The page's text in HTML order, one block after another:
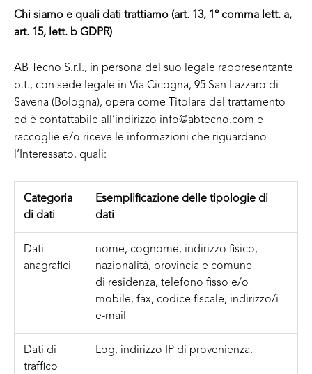
Chi siamo e quali dati trattiamo (art. 13, 1° comma lett. a,
art. 15, lett. b GDPR)
AB Tecno S.r.l., in persona del suo legale rappresentante
p.t., con sede legale in Via Cicogna, 95 San Lazzaro di
Savena (Bologna), opera come Titolare del trattamento
ed è contattabile all’indirizzo info@abtecno.com e
raccoglie e/o riceve le informazioni che riguardano
l’Interessato, quali:
Categoria
di dati
Esemplificazione delle tipologie di
dati
Dati
anagrafici
nome, cognome, indirizzo fisico,
nazionalità, provincia e comune
di residenza, telefono fisso e/o
mobile, fax, codice fiscale, indirizzo/i
e-mail
Dati di
traffico
Log, indirizzo IP di provenienza.